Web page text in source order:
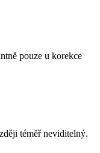
pouze u korekce
téměř neviditelný.